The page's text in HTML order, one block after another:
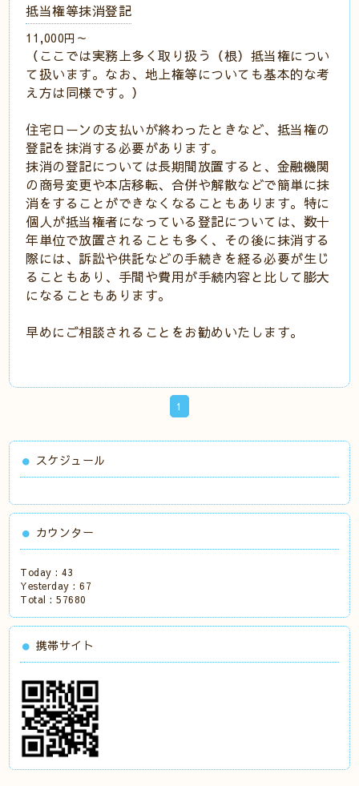
抵当権等抹消登記
11,000円～
（ここでは実務上多く取り扱う（根）抵当権につい
て扱います。なお、地上権等についても基本的な考
え方は同様です。）
住宅ローンの支払いが終わったときなど、抵当権の
登記を抹消する必要があります。
抹消の登記については長期間放置すると、金融機関
の商号変更や本店移転、合併や解散などで簡単に抹
消をすることができなくなることもあります。特に
個人が抵当権者になっている登記については、数十
年単位で放置されることも多く、その後に抹消する
際には、訴訟や供託などの手続きを経る必要が生じ
ることもあり、手間や費用が手続内容と比して膨大
になることもあります。
早めにご相談されることをお勧めいたします。
1
スケジュール
カウンター
Today :43
Yesterday :67
Total :57680
携帯サイト